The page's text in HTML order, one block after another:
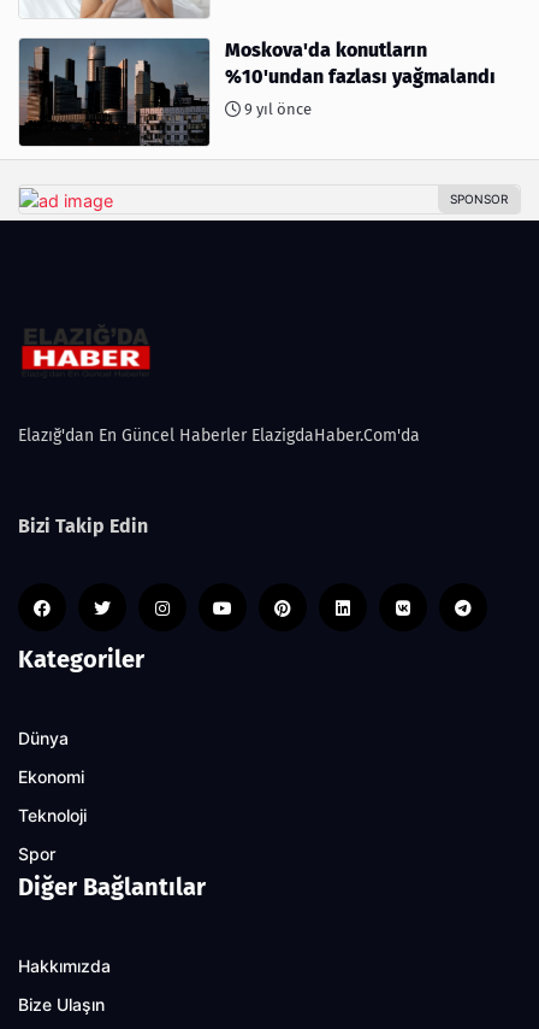
Moskova'da konutların
%10'undan fazlası yağmalandı
9 yıl önce
Elazığ'dan En Güncel Haberler ElazigdaHaber.Com'da
Bizi Takip Edin
Kategoriler
Dünya
Ekonomi
Teknoloji
Spor
Diğer Bağlantılar
Hakkımızda
Bize Ulaşın